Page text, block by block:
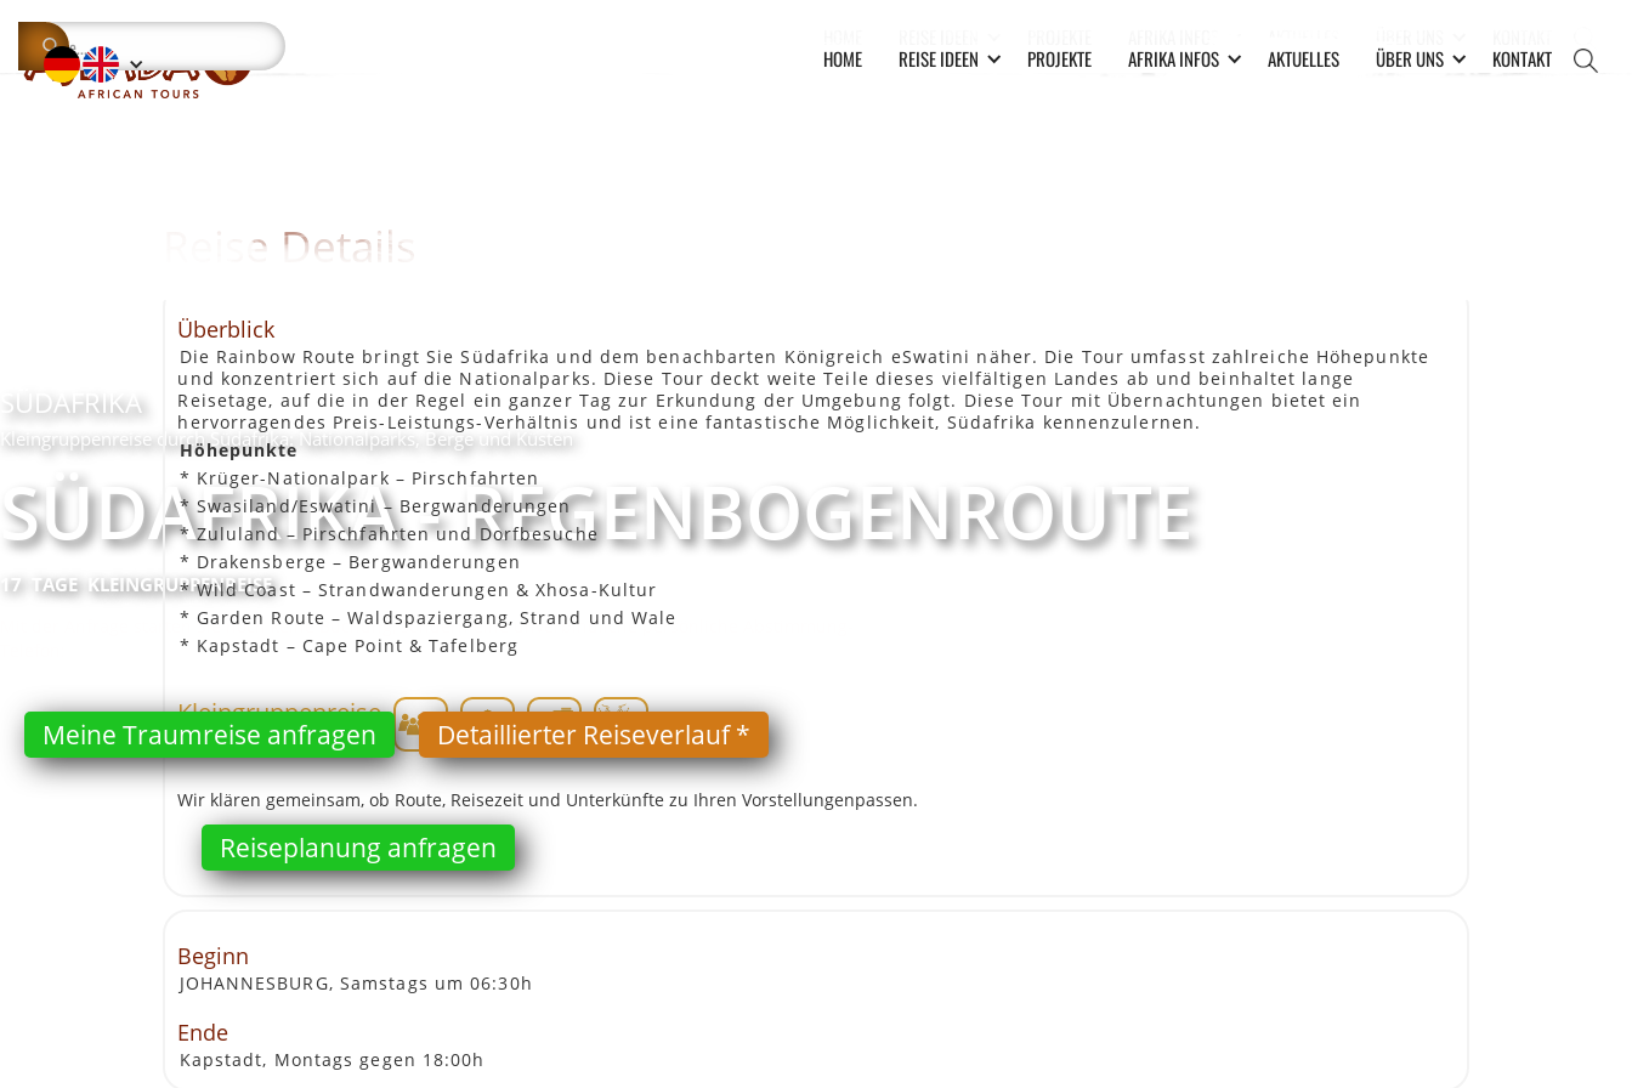
HOME
REISE IDEEN PROJEKTE AFRIKA INFOS AKTUELLES ÜBER UNS KONTAKT
SÜDAFRIKA
Kleingruppenreise durch Südafrika: Nationalparks, Berge und Küsten
SÜDAFRIKA - REGENBOGENROUTE
17 TAGE KLEINGRUPPENREISE
Mit der Anfrage starten Sie noch keine Buchung, sondern eine unverbindliche persönliche Abstimmung-
+49 421 708 2874
Meine Traumreise anfragen Detaillierter Reiseverlauf *
Reise Details
Überblick
Die Rainbow Route bringt Sie Südafrika und dem benachbarten Königreich eSwatini näher. Die Tour umfasst zahlreiche Höhepunkte
und konzentriert sich auf die Nationalparks. Diese Tour deckt weite Teile dieses vielfältigen Landes ab und beinhaltet lange
Reisetage, auf die in der Regel ein ganzer Tag zur Erkundung der Umgebung folgt. Diese Tour mit Übernachtungen bietet ein
hervorragendes Preis-Leistungs-Verhältnis und ist eine fantastische Möglichkeit, Südafrika kennenzulernen.
Höhepunkte
* Krüger-Nationalpark – Pirschfahrten
* Swasiland/Eswatini – Bergwanderungen
* Zululand – Pirschfahrten und Dorfbesuche
* Drakensberge – Bergwanderungen
* Wild Coast – Strandwanderungen & Xhosa-Kultur
* Garden Route – Waldspaziergang, Strand und Wale
* Kapstadt – Cape Point & Tafelberg
Kleingruppenreise
Entdecker Reise
Wir klären gemeinsam, ob Route, Reisezeit und Unterkünfte zu Ihren Vorstellungenpassen.
Reiseplanung anfragen
Beginn
JOHANNESBURG, Samstags um 06:30h
Ende
Kapstadt, Montags gegen 18:00h